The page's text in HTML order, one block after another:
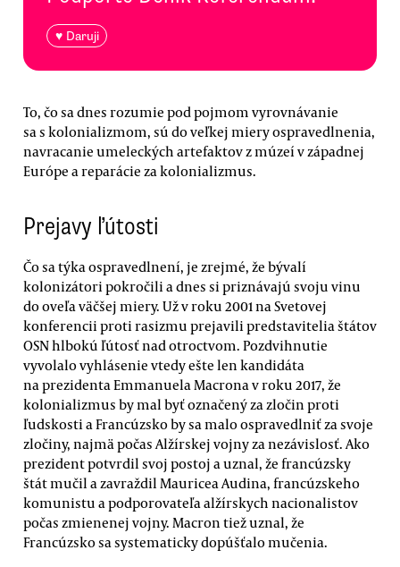
♥ Daruji
To, čo sa dnes rozumie pod pojmom vyrovnávanie
sa s kolonializmom, sú do veľkej miery ospravedlnenia,
navracanie umeleckých artefaktov z múzeí v západnej
Európe a reparácie za kolonializmus.
Prejavy ľútosti
Čo sa týka ospravedlnení, je zrejmé, že bývalí
kolonizátori pokročili a dnes si priznávajú svoju vinu
do oveľa väčšej miery. Už v roku 2001 na Svetovej
konferencii proti rasizmu prejavili predstavitelia štátov
OSN hlbokú ľútosť nad otroctvom. Pozdvihnutie
vyvolalo vyhlásenie vtedy ešte len kandidáta
na prezidenta Emmanuela Macrona v roku 2017, že
kolonializmus by mal byť označený za zločin proti
ľudskosti a Francúzsko by sa malo ospravedlniť za svoje
zločiny, najmä počas Alžírskej vojny za nezávislosť. Ako
prezident potvrdil svoj postoj a uznal, že francúzsky
štát mučil a zavraždil Mauricea Audina, francúzskeho
komunistu a podporovateľa alžírskych nacionalistov
počas zmienenej vojny. Macron tiež uznal, že
Francúzsko sa systematicky dopúšťalo mučenia.